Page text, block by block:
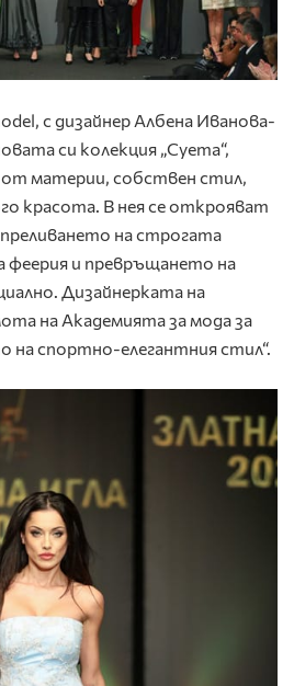
с дизайнер Албена Иванова-
си колекция „Суета“,
материи, собствен стил,
красота. В нея се открояват
на строгата
феерия и превръщането на
Дизайнерката на
на Академията за мода за
на спортно-елегантния стил“.